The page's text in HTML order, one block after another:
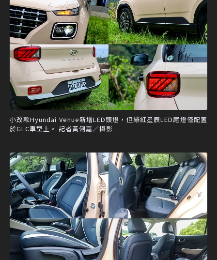
小改款Hyundai Venue新增LED頭燈，但緋紅星辰LED尾燈僅配置
於GLC車型上。 記者黃俐嘉／攝影